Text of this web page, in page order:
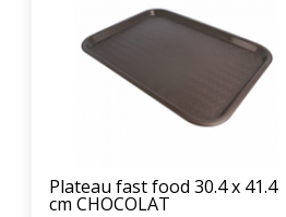
Plateau fast food 30.4 x 41.4
cm CHOCOLAT